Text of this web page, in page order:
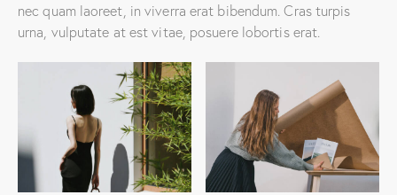
nec quam laoreet, in viverra erat bibendum. Cras turpis
urna, vulputate at est vitae, posuere lobortis erat.